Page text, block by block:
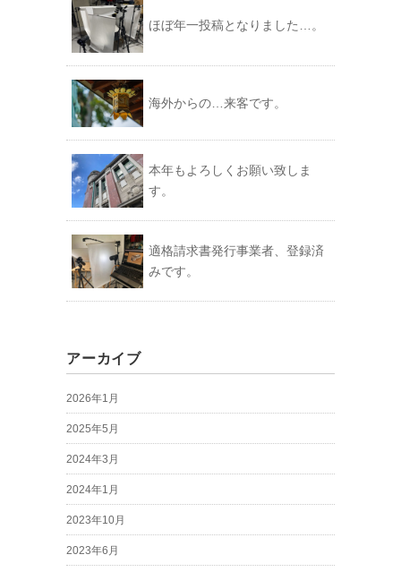
ほぼ年一投稿となりました…。
海外からの…来客です。
本年もよろしくお願い致しま
す。
適格請求書発行事業者、登録済
みです。
アーカイブ
2026年1月
2025年5月
2024年3月
2024年1月
2023年10月
2023年6月